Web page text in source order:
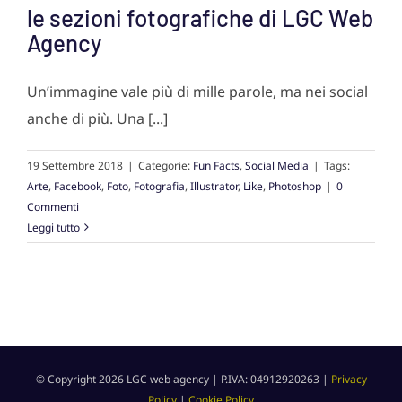
le sezioni fotografiche di LGC Web
Agency
Un’immagine vale più di mille parole, ma nei social
anche di più. Una [...]
19 Settembre 2018 | Categorie: Fun Facts, Social Media | Tags:
Arte, Facebook, Foto, Fotografia, Illustrator, Like, Photoshop | 0
Commenti
Leggi tutto
© Copyright2026 LGC web agency | P.IVA: 04912920263 | Privacy